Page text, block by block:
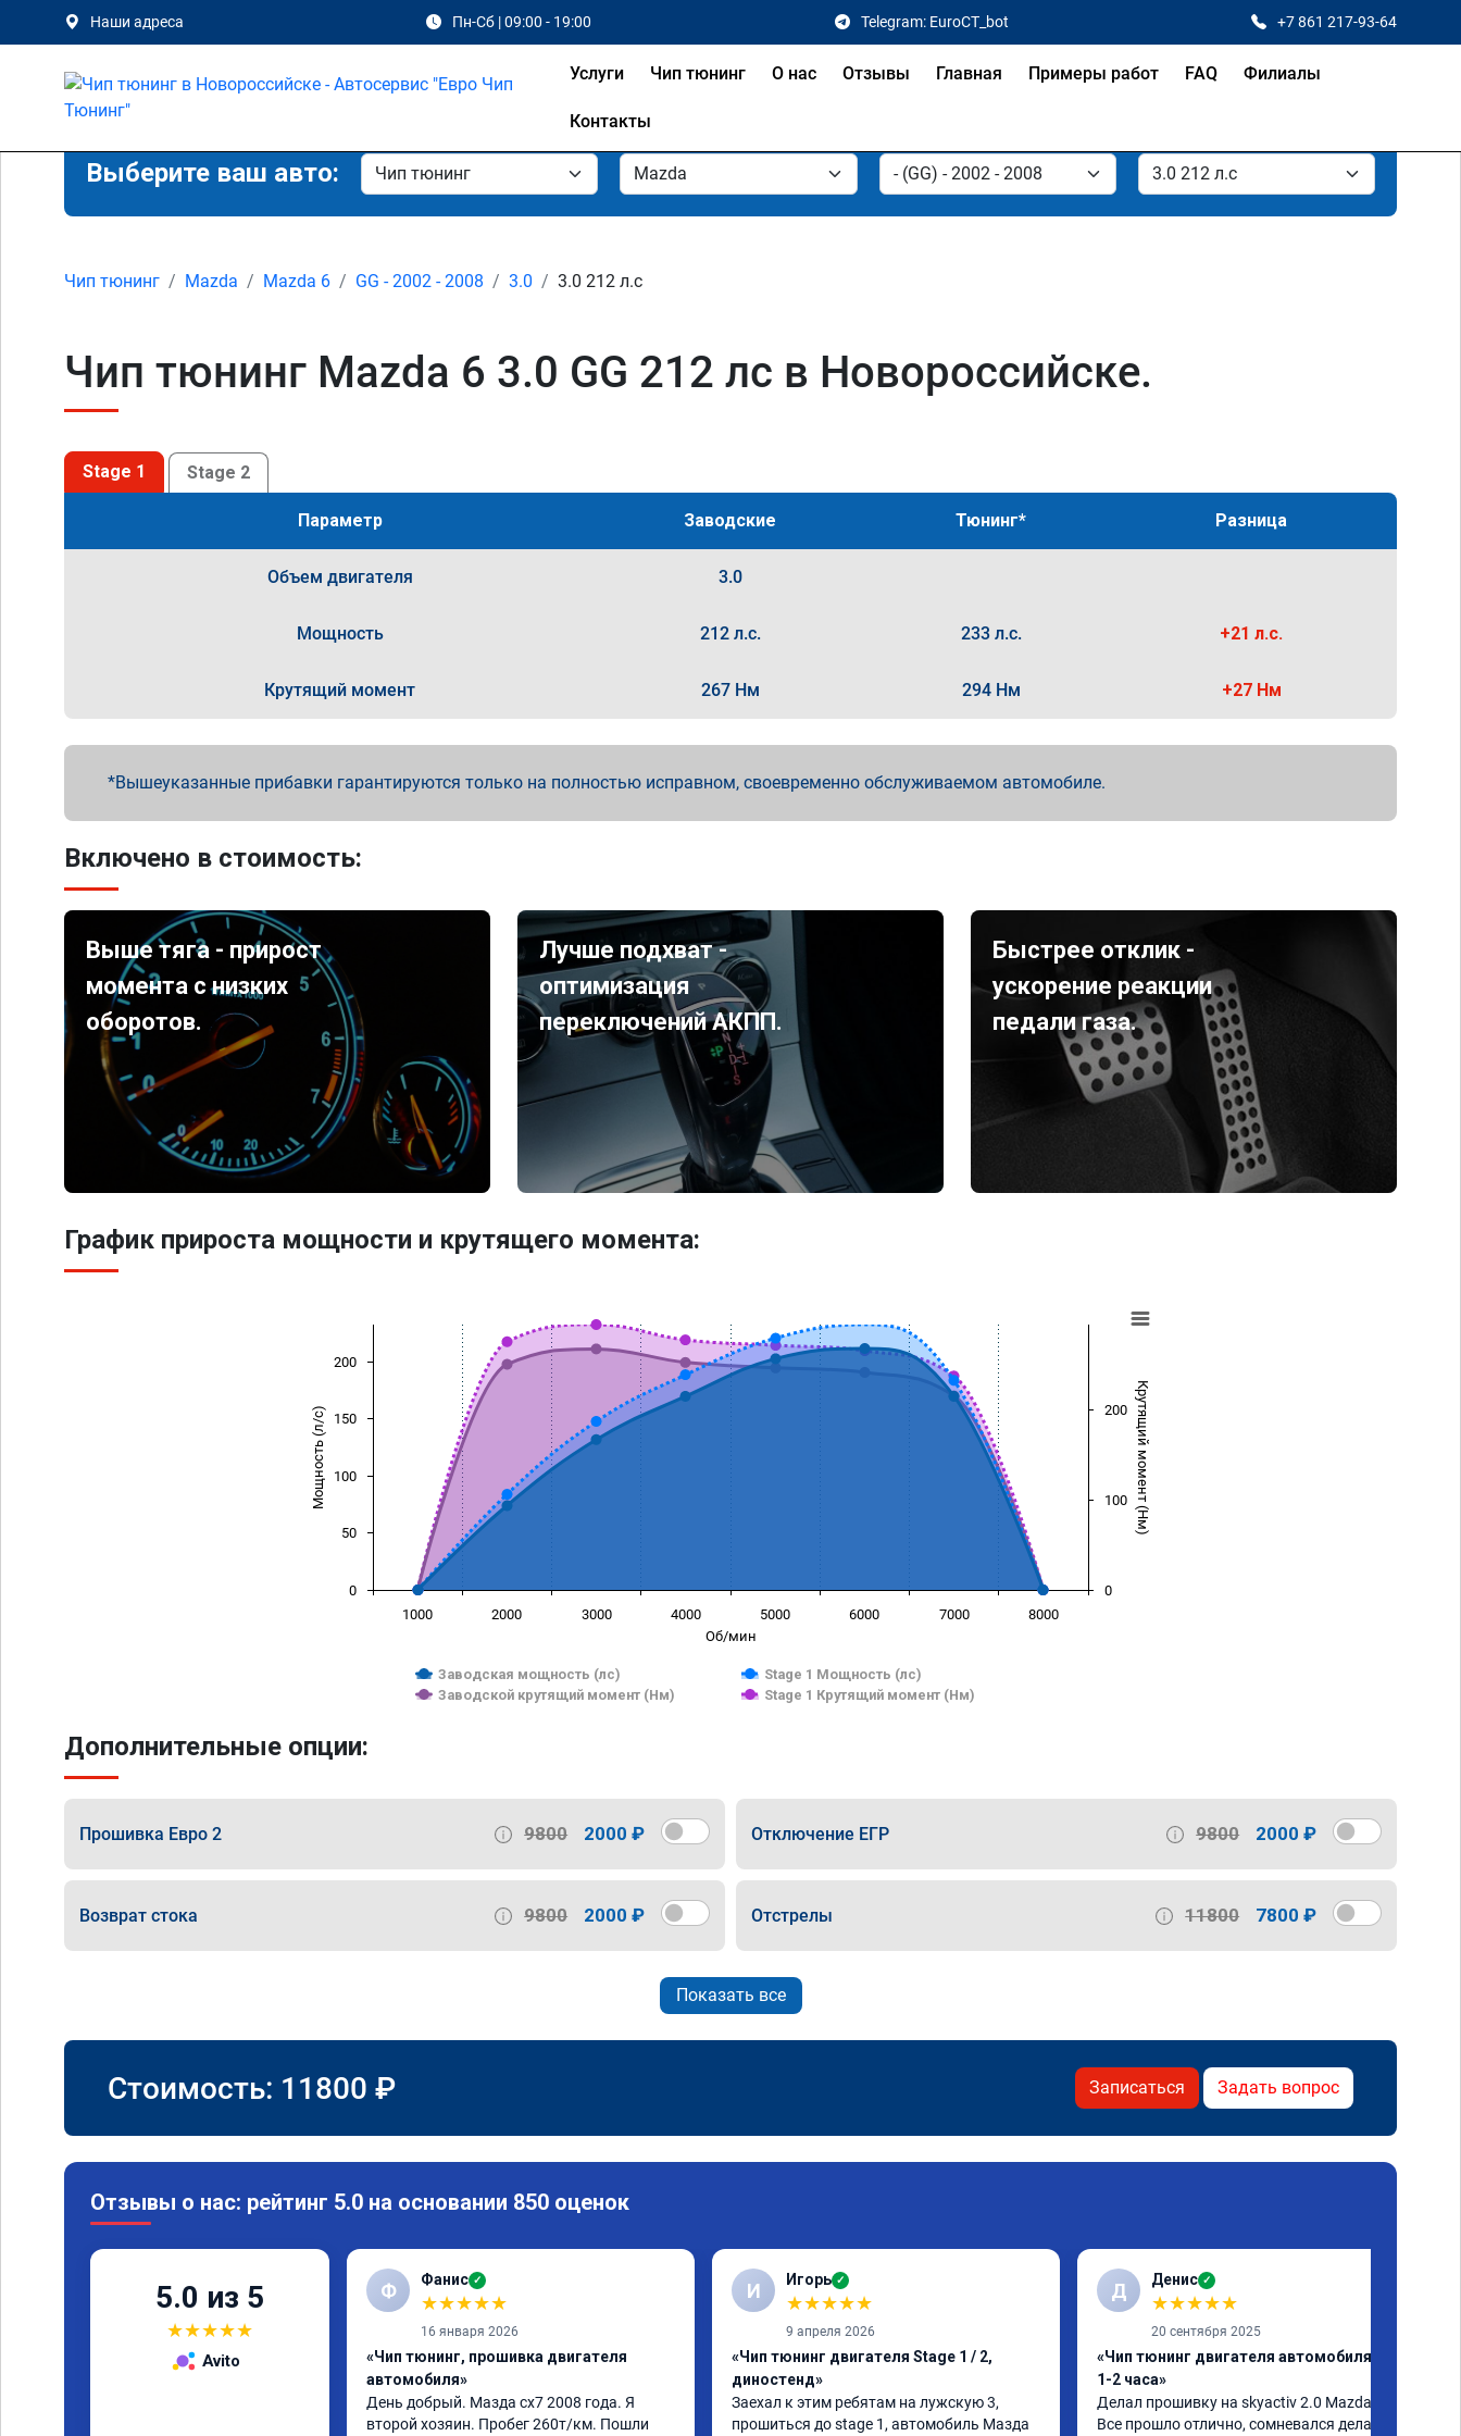
Наши адреса Пн-Сб | 09:00 - 19:00 Telegram: EuroCT_bot +7 861 217-93-64
Услуги Чип тюнинг О нас Отзывы Главная Примеры работ FAQ Филиалы
Контакты
Выберите ваш авто:
Чип тюнинг Mazda Mazda 6 GG - 2002 - 2008 3.0 3.0 212 л.с
Чип тюнинг Mazda 6 3.0 GG 212 лс в Новороссийске.
Stage 1 Stage 2
Параметр Заводские Тюнинг* Разница
Объем двигателя 3.0
Мощность 212 л.с. 233 л.с. +21 л.с.
Крутящий момент 267 Нм 294 Нм +27 Нм
Вышеуказанные прибавки гарантируются только на полностью исправном, своевременно обслуживаемом автомобиле.
Включено в стоимость:
Выше тяга - прирост
момента с низких
оборотов.
Лучше подхват -
оптимизация
переключений АКПП.
Быстрее отклик -
ускорение реакции
педали газа.
График прироста мощности и крутящего момента:
Об/мин
Мощность (л/с) Крутящий момент (Нм)
Заводская мощность (лс)
Stage 1 Мощность (лс)
Заводской крутящий момент (Нм)
Stage 1 Крутящий момент (Нм)
1000 2000 3000 4000 5000 6000 7000 8000
0
50
100
150
200
0
100
200
Дополнительные опции:
Прошивка Евро 2 9800 2000 ₽ Отключение ЕГР 9800 2000 ₽
Возврат стока 9800 2000 ₽ Отстрелы 11800 7800 ₽
Показать все
Стоимость: 11800 ₽ Записаться Задать вопрос
Отзывы о нас: рейтинг 5.0 на основании 850 оценок
5.0 из 5
★★★★★
Avito
Ф Фанис ✓
★★★★★
16 января 2026
«Чип тюнинг, прошивка двигателя
автомобиля»
День добрый. Мазда сх7 2008 года. Я
второй хозяин. Пробег 260т/км. Пошли
И Игорь ✓
★★★★★
9 апреля 2026
«Чип тюнинг двигателя Stage 1 / 2,
диностенд»
Заехал к этим ребятам на лужскую 3,
прошиться до stage 1, автомобиль Мазда
Д Денис ✓
★★★★★
20 сентября 2025
«Чип тюнинг двигателя автомобиля за
1-2 часа»
Делал прошивку на skyactiv 2.0 Mazda 3
Все прошло отлично, сомневался делать